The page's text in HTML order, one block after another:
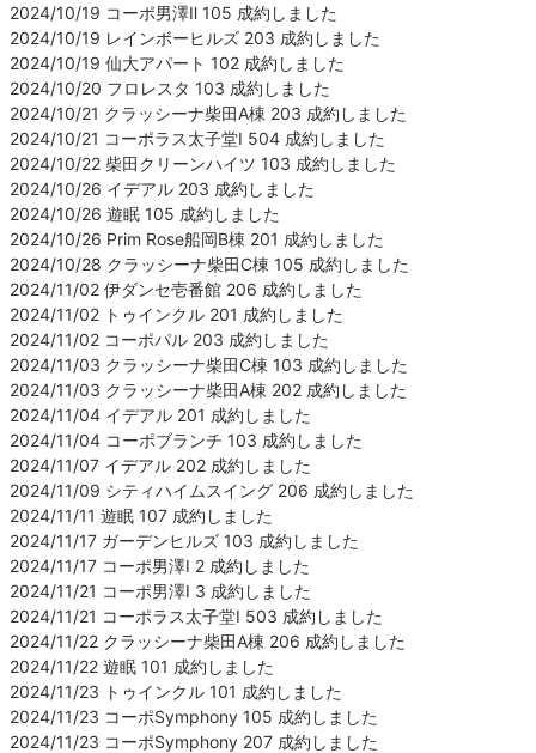
2024/10/19 コーポ男澤Ⅱ 105 成約しました
2024/10/19 レインボーヒルズ 203 成約しました
2024/10/19 仙大アパート 102 成約しました
2024/10/20 フロレスタ 103 成約しました
2024/10/21 クラッシーナ柴田A棟 203 成約しました
2024/10/21 コーポラス太子堂Ⅰ 504 成約しました
2024/10/22 柴田クリーンハイツ 103 成約しました
2024/10/26 イデアル 203 成約しました
2024/10/26 遊眠 105 成約しました
2024/10/26 Prim Rose船岡B棟 201 成約しました
2024/10/28 クラッシーナ柴田C棟 105 成約しました
2024/11/02 伊ダンセ壱番館 206 成約しました
2024/11/02 トゥインクル 201 成約しました
2024/11/02 コーポパル 203 成約しました
2024/11/03 クラッシーナ柴田C棟 103 成約しました
2024/11/03 クラッシーナ柴田A棟 202 成約しました
2024/11/04 イデアル 201 成約しました
2024/11/04 コーポブランチ 103 成約しました
2024/11/07 イデアル 202 成約しました
2024/11/09 シティハイムスイング 206 成約しました
2024/11/11 遊眠 107 成約しました
2024/11/17 ガーデンヒルズ 103 成約しました
2024/11/17 コーポ男澤Ⅰ 2 成約しました
2024/11/21 コーポ男澤Ⅰ 3 成約しました
2024/11/21 コーポラス太子堂Ⅰ 503 成約しました
2024/11/22 クラッシーナ柴田A棟 206 成約しました
2024/11/22 遊眠 101 成約しました
2024/11/23 トゥインクル 101 成約しました
2024/11/23 コーポSymphony 105 成約しました
2024/11/23 コーポSymphony 207 成約しました